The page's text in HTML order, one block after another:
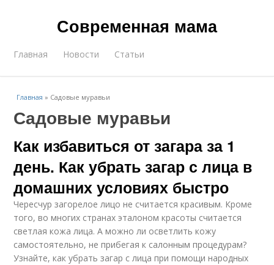
Современная мама
Главная Новости Статьи
Главная » Садовые муравьи
Садовые муравьи
Как избавиться от загара за 1
день. Как убрать загар с лица в
домашних условиях быстро
Чересчур загорелое лицо не считается красивым. Кроме
того, во многих странах эталоном красоты считается
светлая кожа лица. А можно ли осветлить кожу
самостоятельно, не прибегая к салонным процедурам?
Узнайте, как убрать загар с лица при помощи народных